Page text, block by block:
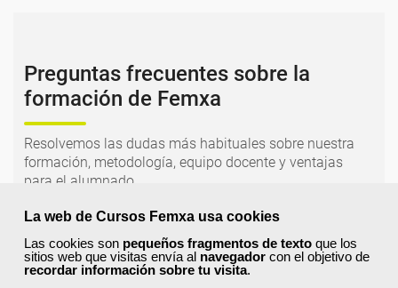
La web de Cursos Femxa usa cookies
Las cookies son pequeños fragmentos de texto que los
sitios web que visitas envía al navegador con el objetivo de
recordar información sobre tu visita.
Preguntas frecuentes sobre la
formación de Femxa
Resolvemos las dudas más habituales sobre nuestra
formación, metodología, equipo docente y ventajas
para el alumnado.
¿Qué nos hace diferentes de la
competencia?